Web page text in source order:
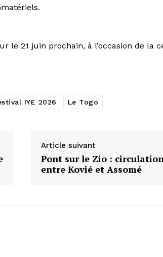
le 21 juin prochain, à l’occasion de la
IYE 2026 Le Togo
Article suivant
Pont sur le Zio :
entre Kovié et Assomé